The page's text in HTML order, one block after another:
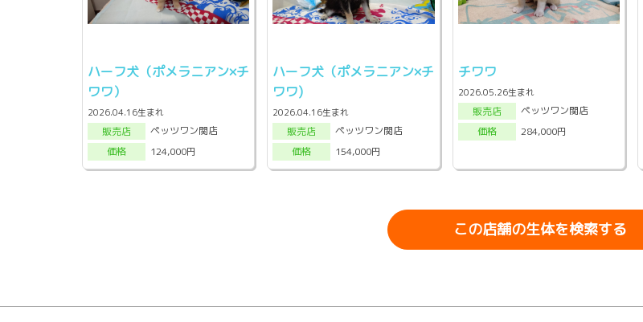
ハーフ犬（ポメラニアン×チ
ワワ）
2026.04.16生まれ
販売店
ペッツワン関店
価格
124,000円
ハーフ犬（ポメラニアン×チ
ワワ)
2026.04.16生まれ
販売店
ペッツワン関店
価格
154,000円
チワワ
2026.05.26生まれ
販売店
ペッツワン関店
価格
284,000円
この店舗の生体を検索する